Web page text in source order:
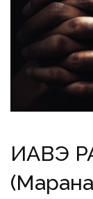
ИАВЭ